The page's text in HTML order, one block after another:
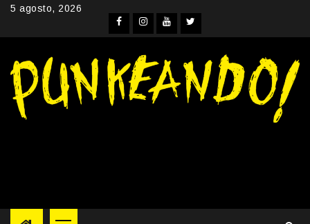
Skip5 agosto, 2026
Facebook
Instagram
YouTubeTwitter